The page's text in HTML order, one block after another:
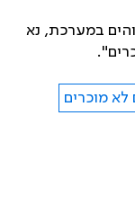
במערכת, נא
מוכרים